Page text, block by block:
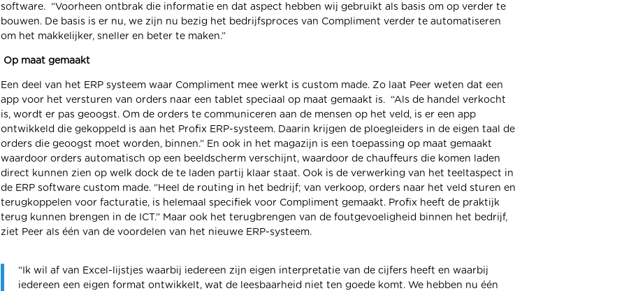
software. “Voorheen ontbrak die informatie en dat aspect hebben wij gebruikt als basis om op verder te
bouwen. De basis is er nu, we zijn nu bezig het bedrijfsproces van Compliment verder te automatiseren
om het makkelijker, sneller en beter te maken.”
Op maat gemaakt
Een deel van het ERP systeem waar Compliment mee werkt is custom made. Zo laat Peer weten dat een
app voor het versturen van orders naar een tablet speciaal op maat gemaakt is. “Als de handel verkocht
is, wordt er pas geoogst. Om de orders te communiceren aan de mensen op het veld, is er een app
ontwikkeld die gekoppeld is aan het Profix ERP-systeem. Daarin krijgen de ploegleiders in de eigen taal de
orders die geoogst moet worden, binnen.” En ook in het magazijn is een toepassing op maat gemaakt
waardoor orders automatisch op een beeldscherm verschijnt, waardoor de chauffeurs die komen laden
direct kunnen zien op welk dock de te laden partij klaar staat. Ook is de verwerking van het teeltaspect in
de ERP software custom made. “Heel de routing in het bedrijf; van verkoop, orders naar het veld sturen en
terugkoppelen voor facturatie, is helemaal specifiek voor Compliment gemaakt. Profix heeft de praktijk
terug kunnen brengen in de ICT.” Maar ook het terugbrengen van de foutgevoeligheid binnen het bedrijf,
ziet Peer als één van de voordelen van het nieuwe ERP-systeem.
“Ik wil af van Excel-lijstjes waarbij iedereen zijn eigen interpretatie van de cijfers heeft en waarbij
iedereen een eigen format ontwikkelt, wat de leesbaarheid niet ten goede komt. We hebben nu één